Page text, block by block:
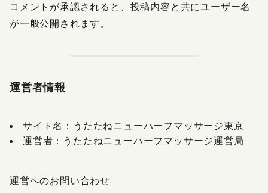
コメントが承認されると、投稿内容と共にユーザー名
が一般公開されます。
運営者情報
サイト名：うたたねニューハーフマッサージ東京
運営者：うたたねニューハーフマッサージ運営局
運営へのお問い合わせ